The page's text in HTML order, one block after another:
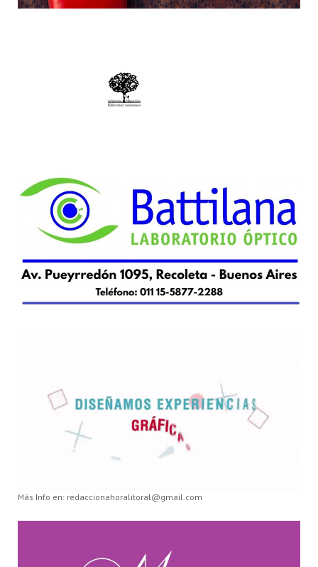
Más Info en: redaccionahoralitoral@gmail.com